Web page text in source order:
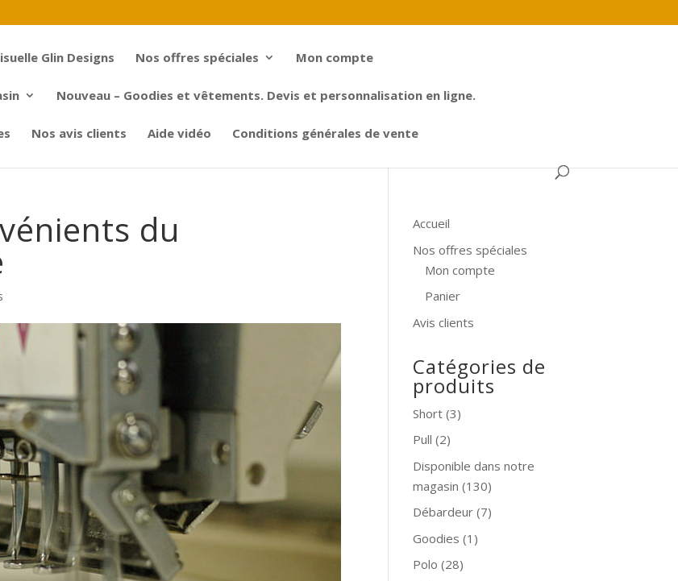
Glin Designs Nos offres spéciales Mon compte
Nouveau – Goodies et vêtements. Devis et personnalisation en ligne.
Nos avis clients Aide vidéo Conditions générales de vente
du
Accueil
Nos offres spéciales
Mon compte
Panier
Avis clients
Catégories de
produits
Short (3)
Pull (2)
Disponible dans notre
magasin (130)
Débardeur (7)
Goodies (1)
Polo (28)